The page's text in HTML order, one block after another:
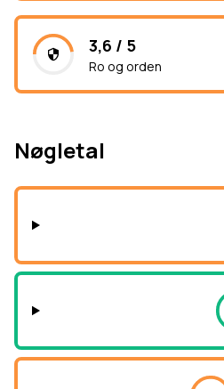
3,6 / 5
Ro og orden
Nøgletal